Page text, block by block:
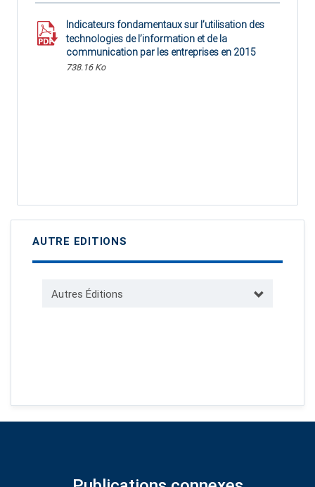
Indicateurs fondamentaux sur l’utilisation des
technologies de l’information et de la
communication par les entreprises en 2015
738.16 Ko
AUTRE EDITIONS
Autres Éditions